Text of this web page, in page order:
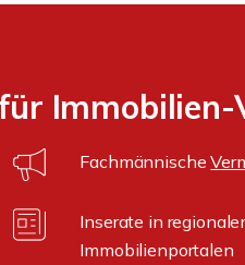
Fachmännische
Inserate in
Immobilienportalen